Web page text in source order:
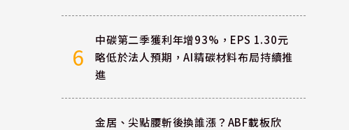
6
中碳第二季獲利年增93%，EPS 1.30元
略低於法人預期，AI精碳材料布局持續推
進
金居、尖點腰斬後換誰漲？ABF載板欣